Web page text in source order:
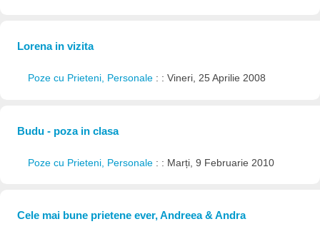
Lorena in vizita
Poze cu Prieteni, Personale : : Vineri, 25 Aprilie 2008
Budu - poza in clasa
Poze cu Prieteni, Personale : : Marți, 9 Februarie 2010
Cele mai bune prietene ever, Andreea & Andra